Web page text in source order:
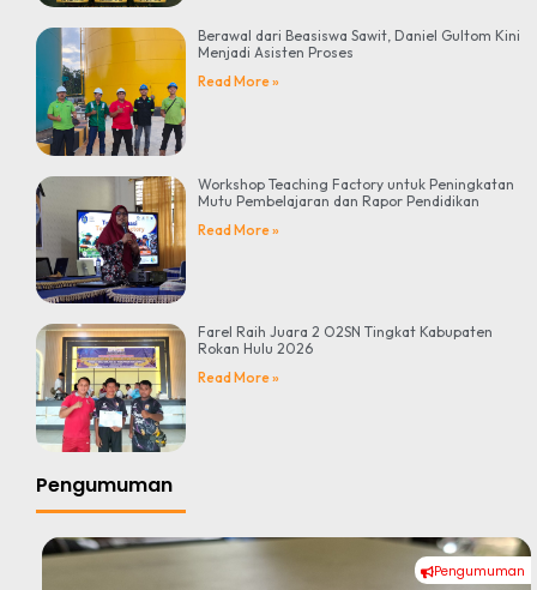
Berawal dari Beasiswa Sawit, Daniel Gultom Kini
Menjadi Asisten Proses
Read More »
Workshop Teaching Factory untuk Peningkatan
Mutu Pembelajaran dan Rapor Pendidikan
Read More »
Farel Raih Juara 2 O2SN Tingkat Kabupaten
Rokan Hulu 2026
Read More »
Pengumuman
Pengumuman